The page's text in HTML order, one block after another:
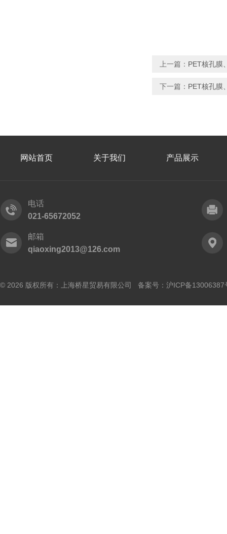
上一篇： PET核孔膜
下一篇： PET核孔膜
网站首页 关于我们 产品展示
电话
021-65672052
邮箱
qiaoxing2013@126.com
© 2026 版权所有：上海桥星贸易有限公司 备案号： 沪ICP备13006387